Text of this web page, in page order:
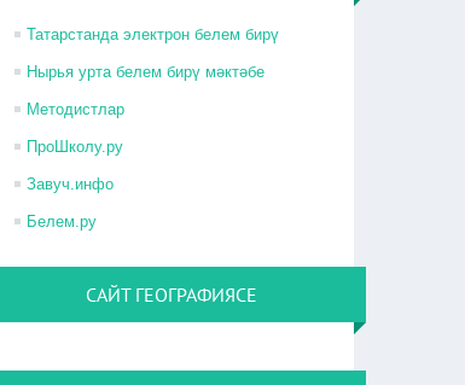
Татарстанда электрон белем бирү
Нырья урта белем бирү мәктәбе
Методистлар
ПроШколу.ру
Завуч.инфо
Белем.ру
САЙТ ГЕОГРАФИЯСЕ